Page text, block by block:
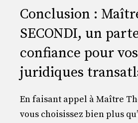
Conclusion :
SECONDI, un
confiance pour
juridiques
En faisant appel à Maître
vous choisissez bien plus